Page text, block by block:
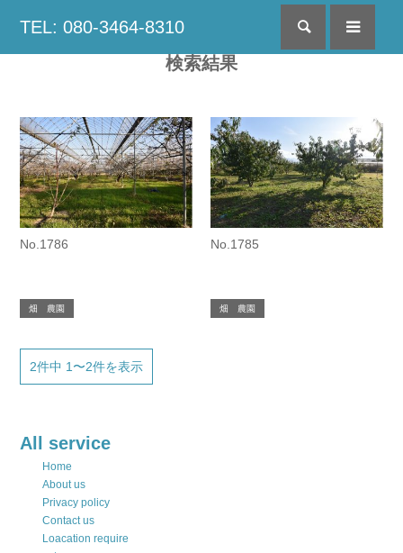
TEL: 080-3464-8310 検索
検索結果
No.1786
畑 農園
No.1785
畑 農園
2件中 1〜2件を表示
All service
Home
About us
Privacy policy
Contact us
Loacation require